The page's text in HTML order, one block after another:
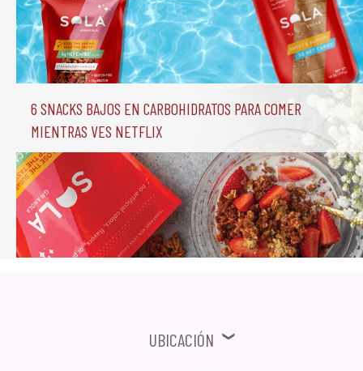
6 Snacks Bajos en Carbohidratos para comer
mientras ves Netflix
Ubicación